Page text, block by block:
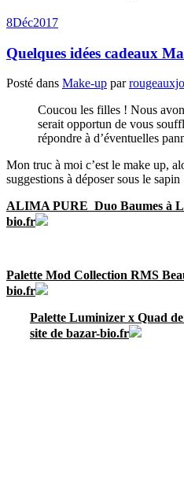
8Déc2017
Quelques idées cadeaux
Posté dans Make-up par
Coucou les filles ! Nous
serait opportun de vous
répondre à d’éventuelles
Mon truc à moi c’est le make up,
suggestions à déposer sous le sapin
ALIMA PURE Duo Baumes à
bio.fr
Palette Mod Collection RMS
bio.fr
Palette Luminizer x Quad
site de bazar-bio.fr